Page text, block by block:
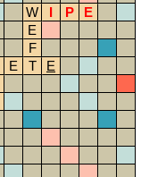
W I P
E
E
F
E T
E